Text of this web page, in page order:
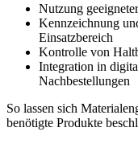
Nutzung
Kennzeichnung
Einsatzbereich
Kontrolle von
Integration in
Nachbestellungen
So lassen sich
benötigte Produkte